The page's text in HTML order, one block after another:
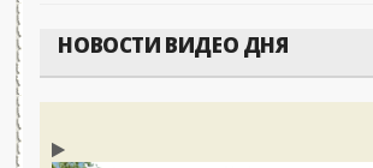
НОВОСТИ ВИДЕО ДНЯ